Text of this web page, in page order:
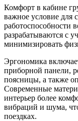
Комфорт в кабине
важное условие для
работоспособности
разрабатываются с
минимизировать
Эргономика
приборной панели,
поясницы, а также
Современные
интерьер более
вибраций и шума,
поездках.